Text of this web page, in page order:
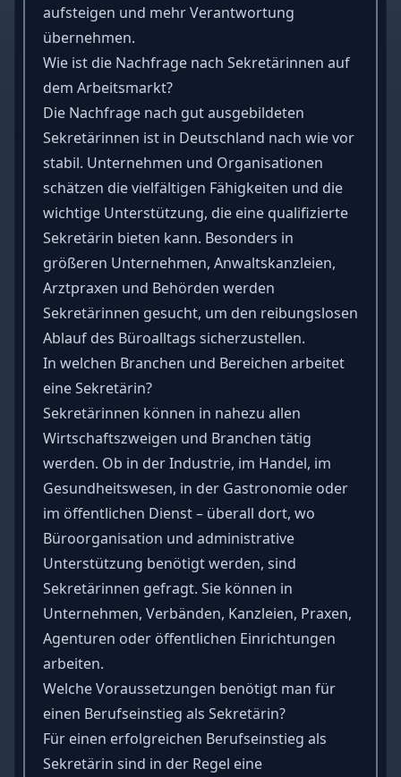
aufsteigen und mehr Verantwortung
übernehmen.
Wie ist die Nachfrage nach Sekretärinnen auf
dem Arbeitsmarkt?
Die Nachfrage nach gut ausgebildeten
Sekretärinnen ist in Deutschland nach wie vor
stabil. Unternehmen und Organisationen
schätzen die vielfältigen Fähigkeiten und die
wichtige Unterstützung, die eine qualifizierte
Sekretärin bieten kann. Besonders in
größeren Unternehmen, Anwaltskanzleien,
Arztpraxen und Behörden werden
Sekretärinnen gesucht, um den reibungslosen
Ablauf des Büroalltags sicherzustellen.
In welchen Branchen und Bereichen arbeitet
eine Sekretärin?
Sekretärinnen können in nahezu allen
Wirtschaftszweigen und Branchen tätig
werden. Ob in der Industrie, im Handel, im
Gesundheitswesen, in der Gastronomie oder
im öffentlichen Dienst – überall dort, wo
Büroorganisation und administrative
Unterstützung benötigt werden, sind
Sekretärinnen gefragt. Sie können in
Unternehmen, Verbänden, Kanzleien, Praxen,
Agenturen oder öffentlichen Einrichtungen
arbeiten.
Welche Voraussetzungen benötigt man für
einen Berufseinstieg als Sekretärin?
Für einen erfolgreichen Berufseinstieg als
Sekretärin sind in der Regel eine